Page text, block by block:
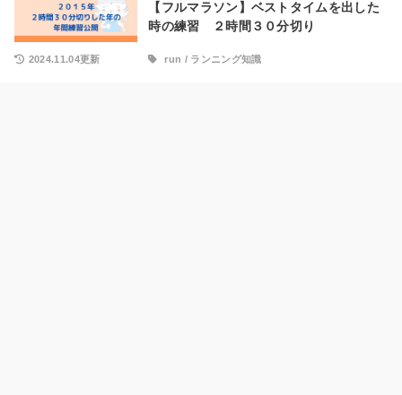
【フルマラソン】ベストタイムを出した
時の練習 ２時間３０分切り
2024.11.04更新 run / ランニング知識